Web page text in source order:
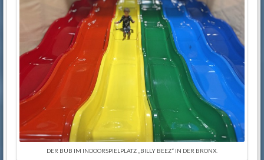
DER BUB IM INDOORSPIELPLATZ „BILLY BEEZ“ IN DER BRONX.